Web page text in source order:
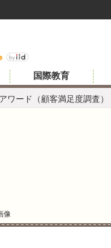
ワード（顧客満足度調査）
国際教育
像